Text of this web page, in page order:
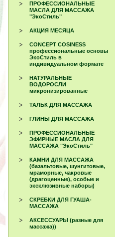
ПРОФЕССИОНАЛЬНЫЕ
МАСЛА ДЛЯ МАССАЖА
"ЭкоСтиль"
АКЦИЯ МЕСЯЦА
CONCEPT COSINESS
профессиональные основы
ЭкоСтиль в
индивидуальном формате
НАТУРАЛЬНЫЕ
ВОДОРОСЛИ
микронизированные
ТАЛЬК ДЛЯ МАССАЖА
ГЛИНЫ ДЛЯ МАССАЖА
ПРОФЕССИОНАЛЬНЫЕ
ЭФИРНЫЕ МАСЛА ДЛЯ
МАССАЖА "ЭкоСтиль"
КАМНИ ДЛЯ МАССАЖА
(базальтовые, шунгитовые,
мраморные, чакровые
(драгоценные), особые и
эксклюзивные наборы)
СКРЕБКИ ДЛЯ ГУАША-
МАССАЖА
АКСЕССУАРЫ (разные для
массажа))